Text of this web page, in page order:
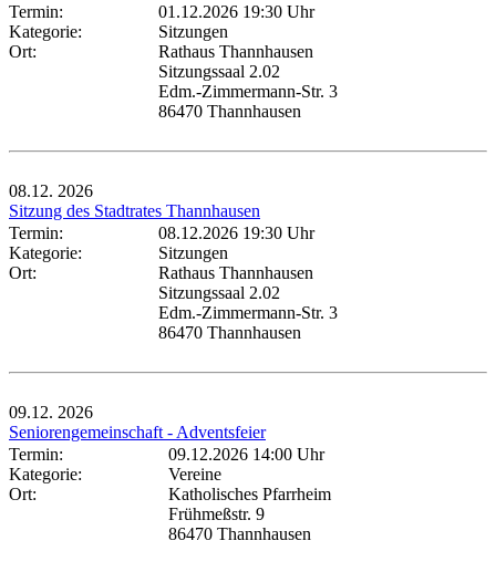
Termin:
01.12.2026 19:30 Uhr
Kategorie:
Sitzungen
Ort:
Rathaus Thannhausen
Sitzungssaal 2.02
Edm.-Zimmermann-Str. 3
86470 Thannhausen
08.12. 2026
Sitzung des Stadtrates Thannhausen
Termin:
08.12.2026 19:30 Uhr
Kategorie:
Sitzungen
Ort:
Rathaus Thannhausen
Sitzungssaal 2.02
Edm.-Zimmermann-Str. 3
86470 Thannhausen
09.12. 2026
Seniorengemeinschaft - Adventsfeier
Termin:
09.12.2026 14:00 Uhr
Kategorie:
Vereine
Ort:
Katholisches Pfarrheim
Frühmeßstr. 9
86470 Thannhausen